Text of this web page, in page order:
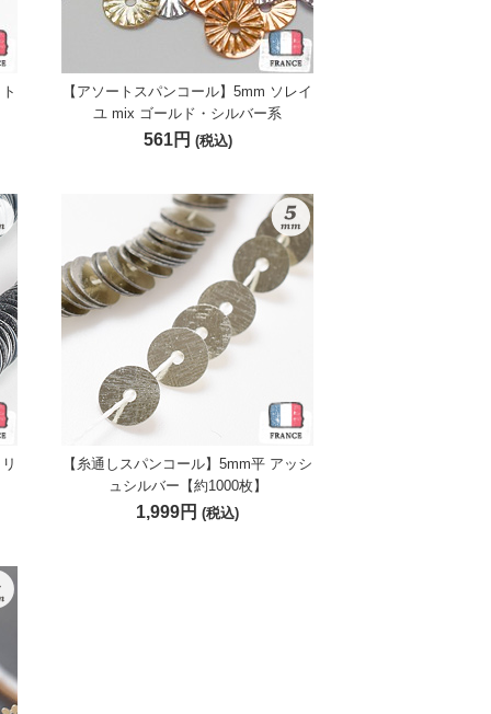
【アソートスパンコール】5mm ソレイ
ユ mix ゴールド・シルバー系
561円 (税込)
【糸通しスパンコール】5mm平 アッシ
ュシルバー【約1000枚】
1,999円 (税込)